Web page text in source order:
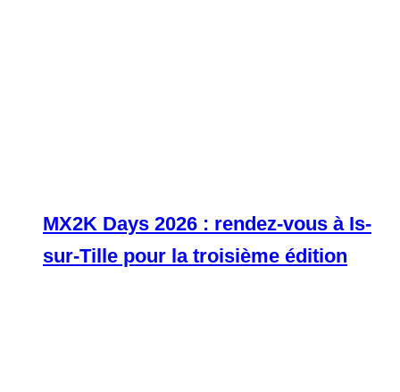
MX2K Days 2026 : rendez-vous à Is-
sur-Tille pour la troisième édition